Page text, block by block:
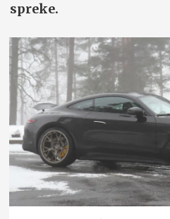
spreke.